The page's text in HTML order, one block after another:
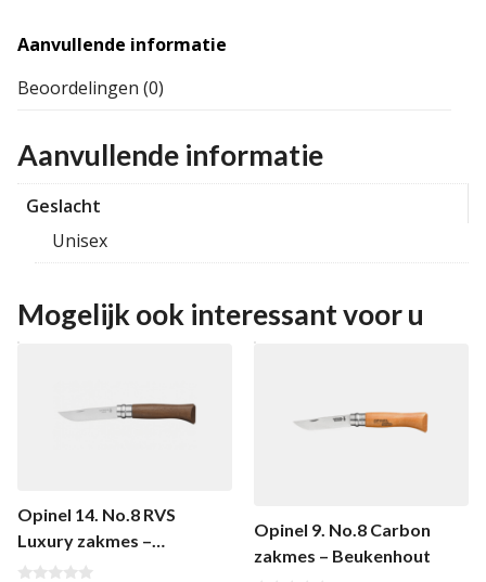
Aanvullende informatie
Beoordelingen (0)
Aanvullende informatie
Geslacht
Unisex
Mogelijk ook interessant voor u
Opinel 14. No.8 RVS
Luxury zakmes –
Walnoothout
Opinel 9. No.8 Carbon
zakmes – Beukenhout